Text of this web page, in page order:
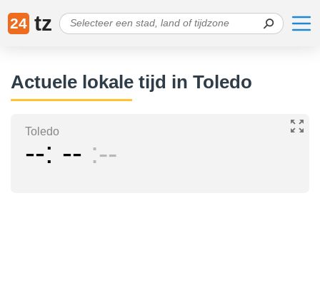
24 tz
Actuele lokale tijd in Toledo
Toledo
-- -- --